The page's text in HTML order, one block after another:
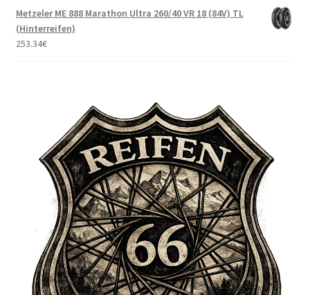
Metzeler ME 888 Marathon Ultra 260/40 VR 18 (84V) TL
(Hinterreifen)
253.34€